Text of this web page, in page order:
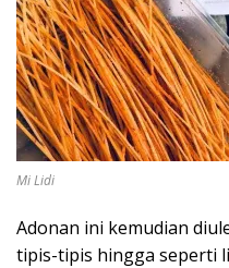
Mi Lidi
Adonan ini kemudian
tipis-tipis hingga seperti